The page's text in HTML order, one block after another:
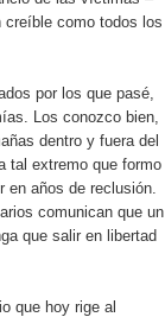
creíble como todos los
por los que pasé,
Los conozco bien,
dentro y fuera del
tal extremo que formo
en años de reclusión.
comunican que un
que salir en libertad
que hoy rige al